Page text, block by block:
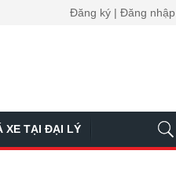
Đăng ký | Đăng nhập
XE TẠI ĐẠI LÝ